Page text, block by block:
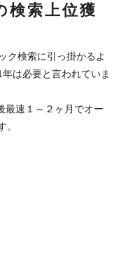
検索上位獲
ク検索に引っ掛かるよ
は必要と言われていま
最速１～２ヶ月でオー
。